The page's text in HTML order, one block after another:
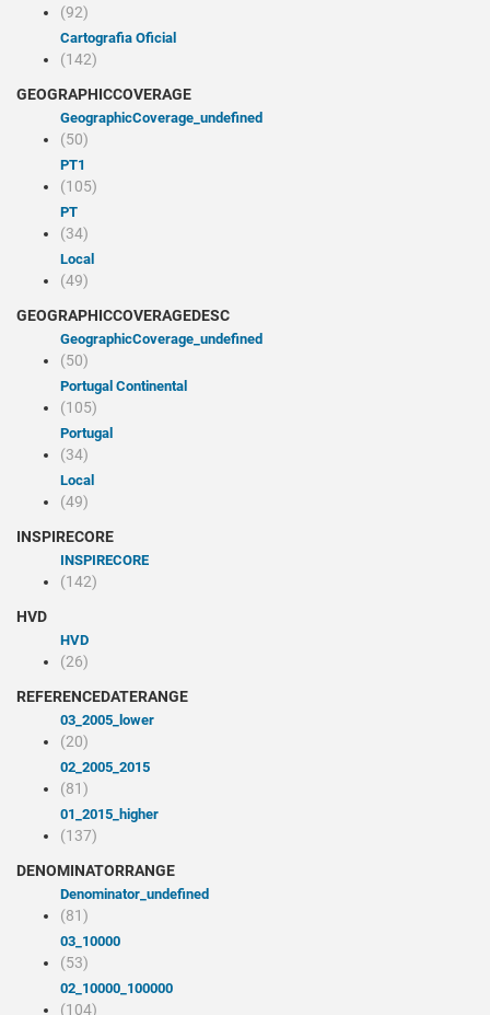
(92)
Cartografia Oficial
(142)
GEOGRAPHICCOVERAGE
geographicCoverage_undefined
(50)
PT1
(105)
PT
(34)
Local
(49)
GEOGRAPHICCOVERAGEDESC
geographicCoverage_undefined
(50)
Portugal Continental
(105)
Portugal
(34)
Local
(49)
INSPIRECORE
INSPIRECORE
(142)
HVD
HVD
(26)
REFERENCEDATERANGE
03_2005_lower
(20)
02_2005_2015
(81)
01_2015_higher
(137)
DENOMINATORRANGE
denominator_undefined
(81)
03_10000
(53)
02_10000_100000
(104)